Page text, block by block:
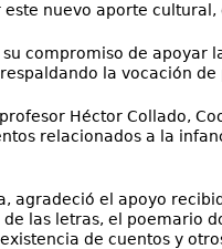
este nuevo aporte
compromiso de apoyar
la vocación
Héctor Collado,
relacionados a la
agradeció el apoyo
las letras, el poemario
de cuentos y